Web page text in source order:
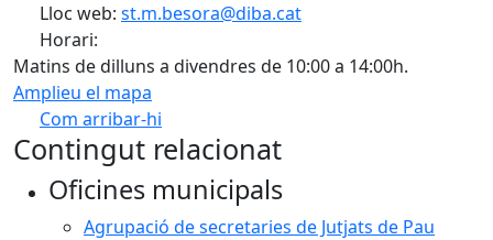
Lloc web: st.m.besora@diba.cat
Horari:
Matins de dilluns a divendres de 10:00 a 14:00h.
Amplieu el mapa
Com arribar-hi
+
−
Contingut relacionat
Oficines municipals
Agrupació de secretaries de Jutjats de Pau